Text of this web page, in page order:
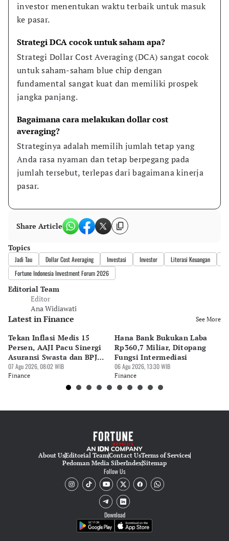
investor menentukan waktu terbaik untuk masuk
ke pasar.
Strategi DCA cocok untuk saham apa?
Strategi Dollar Cost Averaging (DCA) sangat cocok
untuk saham-saham blue chip dengan
fundamental sangat kuat dan memiliki prospek
jangka panjang.
Bagaimana cara melakukan dollar cost
averaging?
Strateginya adalah memilih jumlah tetap yang
Anda rasa nyaman dan tetap berpegang pada
jumlah tersebut, terlepas dari bagaimana kinerja
pasar.
Share Article
Topics
Jadi Tau Dollar Cost Averaging Investasi Investor Literasi Keuangan
Fortune Indonesia Investment Forum 2026
Editorial Team
Editor
Ana Widiawati
Latest in Finance See More
Tekan Inflasi Medis 15
Persen, AAJI Pacu Sinergi
Asuransi Swasta dan BPJS
Kesehatan
07 Agu 2026, 08:02 WIB
Finance
Hana Bank Bukukan Laba
Rp360,7 Miliar, Ditopang
Fungsi Intermediasi
06 Agu 2026, 13:30 WIB
Finance
About UsEditorial TeamContact UsTerms of Services
Pedoman Media SiberIndexSitemap
Follow Us
Download